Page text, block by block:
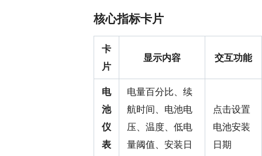
核心指标卡片
卡
片
显示内容 交互功能
电
池
仪
表
电量百分比、续
航时间、电池电
压、温度、低电
量阈值、安装日
点击设置
电池安装
日期